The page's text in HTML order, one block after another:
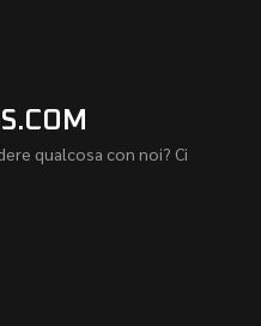
qualcosa con noi? Ci